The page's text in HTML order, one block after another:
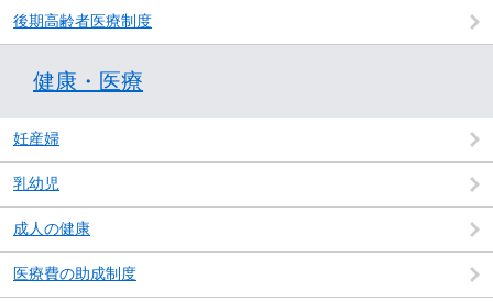
後期高齢者医療制度
健康・医療
妊産婦
乳幼児
成人の健康
医療費の助成制度